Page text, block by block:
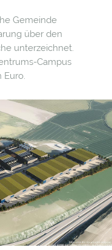
Gemeinde
über den
unterzeichnet.
Campus
Euro.